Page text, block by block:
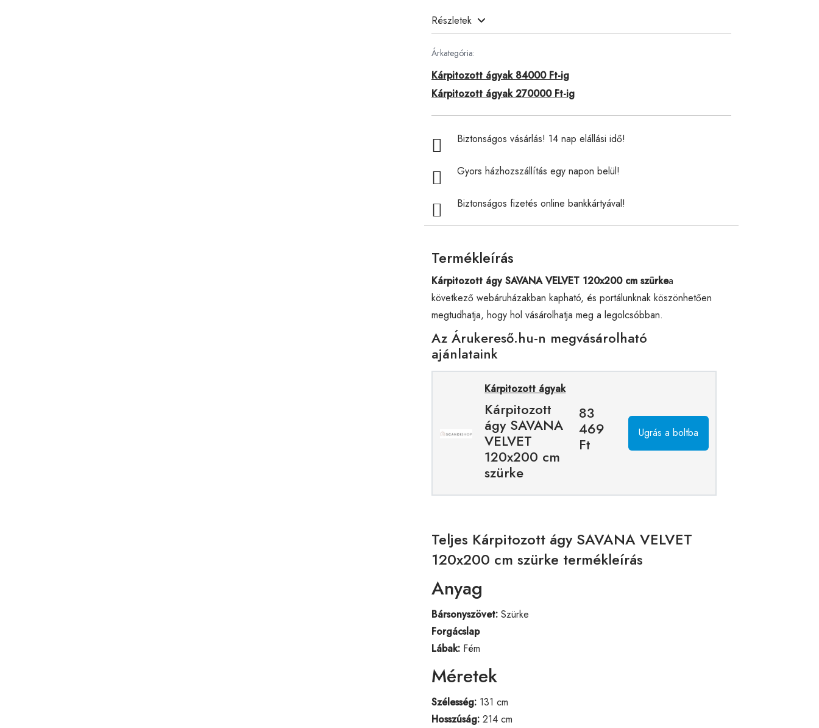
Részletek
Árkategória:
Kárpitozott ágyak 84000 Ft-ig
Kárpitozott ágyak 270000 Ft-ig
Biztonságos vásárlás! 14 nap elállási idő!
Gyors házhozszállítás egy napon belül!
Biztonságos fizetés online bankkártyával!
Termékleírás
Kárpitozott ágy SAVANA VELVET 120x200 cm szürkea
következő webáruházakban kapható, és portálunknak köszönhetően
megtudhatja, hogy hol vásárolhatja meg a legolcsóbban.
Az Árukereső.hu-n megvásárolható
ajánlataink
Kárpitozott ágyak
Kárpitozott
ágy SAVANA
VELVET
120x200 cm
szürke
83
469
Ft
Ugrás a boltba
Teljes Kárpitozott ágy SAVANA VELVET
120x200 cm szürke termékleírás
Anyag
Bársonyszövet: Szürke
Forgácslap
Lábak: Fém
Méretek
Szélesség: 131 cm
Hosszúság: 214 cm